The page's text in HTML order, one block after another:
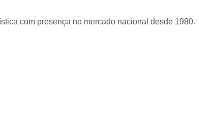
com presença no mercado nacional desde 1980.